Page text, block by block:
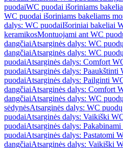
puodaiWC puodai išoriniams
WC puodai išoriniams bakeliams
dalys: WC puodaiIšoriniai bakeliai
keramikosMontuojami ant WC
dangčiaiAtsarginės dalys: WC
dangčiaiAtsarginės dalys: WC
puodaiAtsarginės dalys: Comfort
puodaiAtsarginės dalys: Paaukštinti
puodaiAtsarginės dalys: Pailginti
dangčiaiAtsarginės dalys: Comfort
dangčiaiAtsarginės dalys: WC
sėdynėsAtsarginės dalys: WC
puodaiAtsarginės dalys: Vaikiški
puodaiAtsarginės dalys:
puodaiAtsarginės dalys: Pastatomi
dangčiaiAtsarginės dalys: Vaikiški